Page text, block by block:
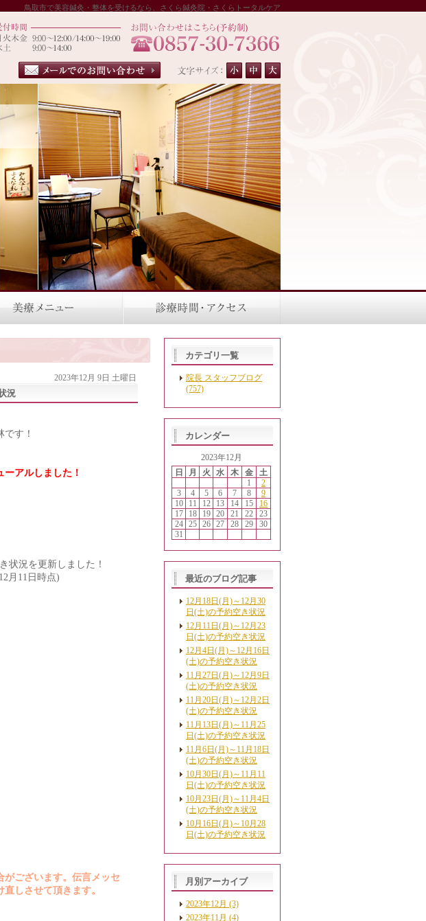
鳥取市で美容鍼灸・整体を受けるなら、さくら鍼灸院・さくらトータルケア
2023年12月 9日 土曜日
況
す！
アルしました！
状況を更新しました！
月11日時点)
ございます。伝言メッセ
しさせて頂きます。
カテゴリ一覧
院長 スタッフブログ
(757)
カレンダー
2023年12月
日
月 火 水 木 金
土
1
2
3
4 5 6 7 8
9
10
11 12 13 14 15
16
17
18 19 20 21 22
23
24
25 26 27 28 29
30
31
最近のブログ記事
12月18日(月)～12月30
日(土)の予約空き状況
12月11日(月)～12月23
日(土)の予約空き状況
12月4日(月)～12月16日
(土)の予約空き状況
11月27日(月)～12月9日
(土)の予約空き状況
11月20日(月)～12月2日
(土)の予約空き状況
11月13日(月)～11月25
日(土)の予約空き状況
11月6日(月)～11月18日
(土)の予約空き状況
10月30日(月)～11月11
日(土)の予約空き状況
10月23日(月)～11月4日
(土)の予約空き状況
10月16日(月)～10月28
日(土)の予約空き状況
月別アーカイブ
2023年12月 (3)
2023年11月 (4)